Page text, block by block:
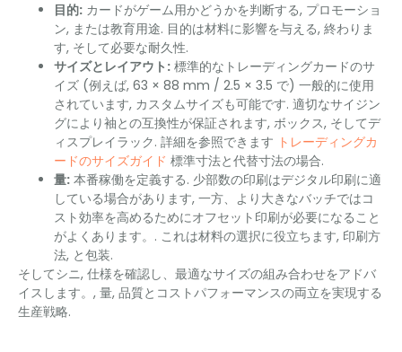
目的: カードがゲーム用かどうかを判断する, プロモーショ
ン, または教育用途. 目的は材料に影響を与える, 終わりま
す, そして必要な耐久性.
サイズとレイアウト: 標準的なトレーディングカードのサ
イズ (例えば, 63 × 88 mm / 2.5 × 3.5 で) 一般的に使用
されています, カスタムサイズも可能です. 適切なサイジン
グにより袖との互換性が保証されます, ボックス, そしてデ
ィスプレイラック. 詳細を参照できます トレーディングカ
ードのサイズガイド 標準寸法と代替寸法の場合.
量: 本番稼働を定義する. 少部数の印刷はデジタル印刷に適
している場合があります, 一方、より大きなバッチではコ
スト効率を高めるためにオフセット印刷が​​必要になること
がよくあります。. これは材料の選択に役立ちます, 印刷方
法, と包装.
そしてシニ, 仕様を確認し、最適なサイズの組み合わせをアドバ
イスします。, 量, 品質とコストパフォーマンスの両立を実現する
生産戦略.